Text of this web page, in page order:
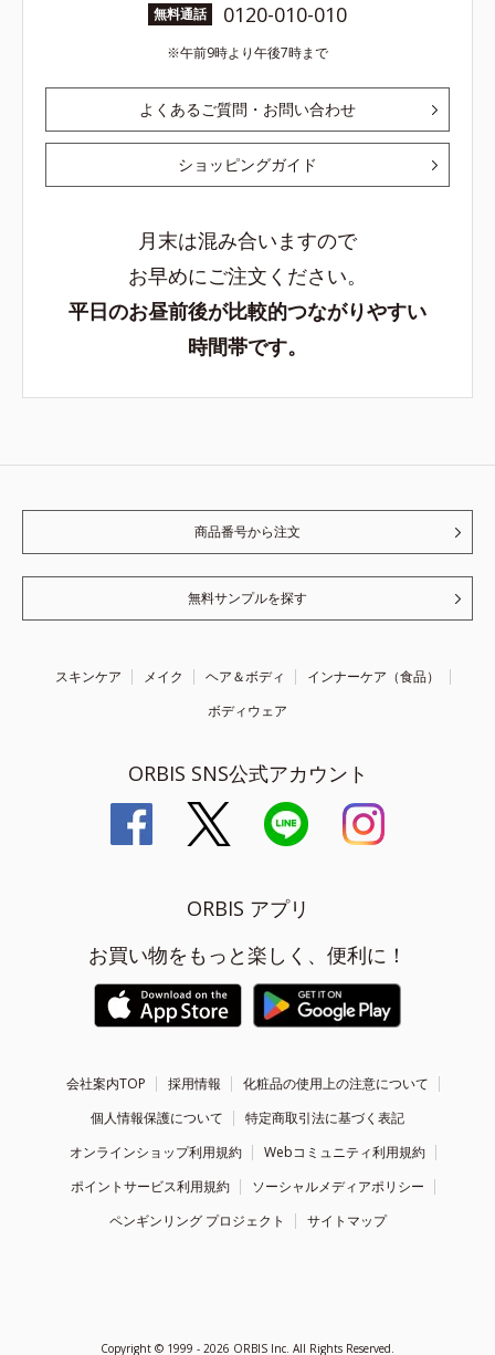
無料通話 0120-010-010
午前9時より午後7時まで
よくあるご質問・お問い合わせ
ショッピングガイド
月末は混み合いますので
お早めにご注文ください。
平日のお昼前後が比較的つながりやすい
時間帯です。
商品番号から注文
無料サンプルを探す
スキンケア メイク ヘア＆ボディ
インナーケア（食品）
ボディウェア
ORBIS SNS公式アカウント
ORBIS アプリ
お買い物をもっと楽しく、便利に！
会社案内TOP 採用情報
化粧品の使用上の注意について
個人情報保護について
特定商取引法に基づく表記
オンラインショップ利用規約
Webコミュニティ利用規約
ポイントサービス利用規約
ソーシャルメディアポリシー
ペンギンリング プロジェクト
サイトマップ
Copyright © 1999 - 2026 ORBIS Inc. All Rights Reserved.